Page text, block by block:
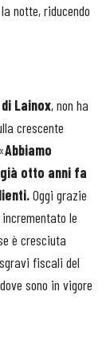
notte, riducendo
Lainox, non ha
crescente
Abbiamo
otto anni fa
Oggi grazie
le
è cresciuta
fiscali del
sono in vigore